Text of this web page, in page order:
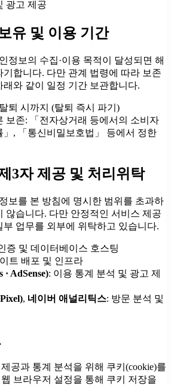
광고 제공
유 및 이용 기간
정보의 수집·이용 목적이 달성되면 해
합니다. 다만 관계 법령에 따라 보존
와 같이 일정 기간 보관합니다.
퇴 시까지 (탈퇴 즉시 파기)
보존: 「전자상거래 등에서의 소비자
」, 「통신비밀보호법」 등에서 정한
3자 제공 및 처리위탁
보를 본 방침에 명시한 범위를 초과하
않습니다. 다만 안정적인 서비스 제공
부 업무를 외부에 위탁하고 있습니다.
증 및 데이터베이스 호스팅
트 배포 및 인프라
· AdSense): 이용 통계 분석 및 광고 제
, 네이버 애널리틱스: 방문 분석 및
공과 통계 분석을 위해 쿠키(cookie)를
브라우저 설정을 통해 쿠키 저장을